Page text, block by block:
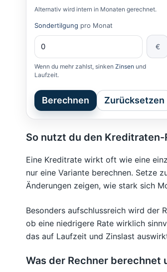
Alternativ wird intern in Monaten gerechnet.
Sondertilgung pro Monat
€
Wenn du mehr zahlst, sinken Zinsen und
Laufzeit.
Berechnen Zurücksetzen
So nutzt du den Kreditraten-
Eine Kreditrate wirkt oft wie eine
nur eine Variante berechnen. Setze
Änderungen zeigen, wie stark sich
Besonders aufschlussreich wird der
ob eine niedrigere Rate wirklich
das auf Laufzeit und Zinslast
Was der Rechner